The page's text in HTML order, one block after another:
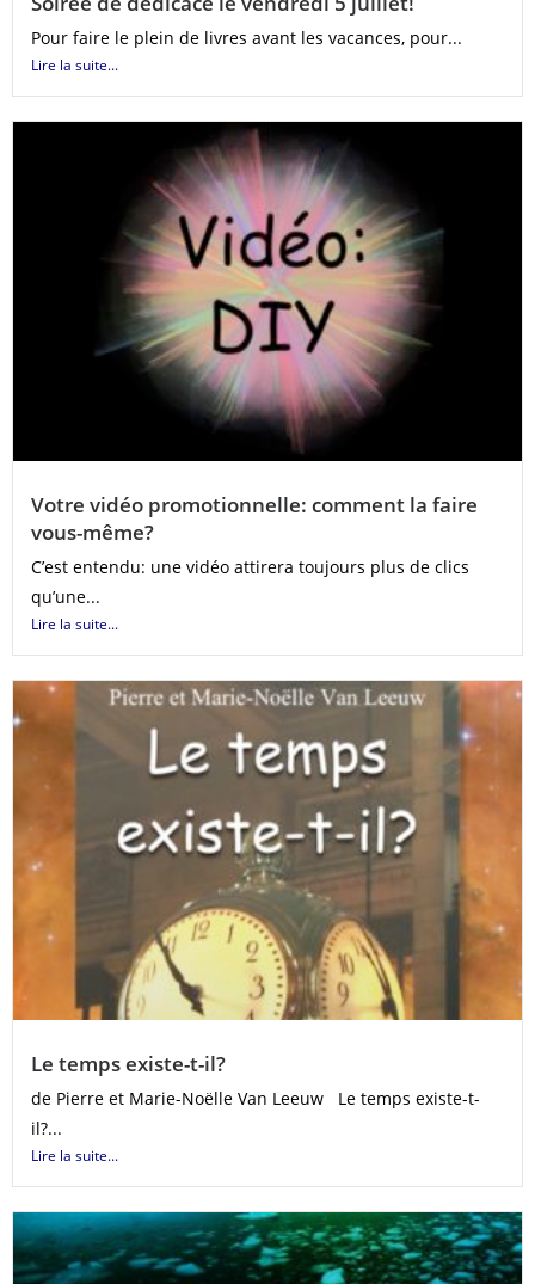
Pour faire le plein de livres avant les vacances, pour...
Lire la suite...
Votre vidéo promotionnelle: comment la faire
vous-même?
C’est entendu: une vidéo attirera toujours plus de clics
qu’une...
Lire la suite...
Le temps existe-t-il?
de Pierre et Marie-Noëlle Van Leeuw Le temps existe-t-
il?...
Lire la suite...